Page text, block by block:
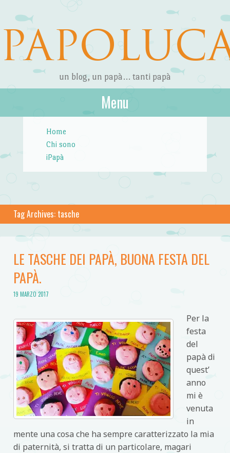
un blog, un papà… tanti papà
Menu
Home
Chi sono
iPapà
Tag Archives: tasche
LE TASCHE DEI PAPÀ, BUONA FESTA DEL
PAPÀ.
19 MARZO 2017
Per la
festa
del
papà di
quest’
anno
mi è
venuta
in
mente una cosa che ha sempre caratterizzato la mia
di paternità, si tratta di un particolare, magari